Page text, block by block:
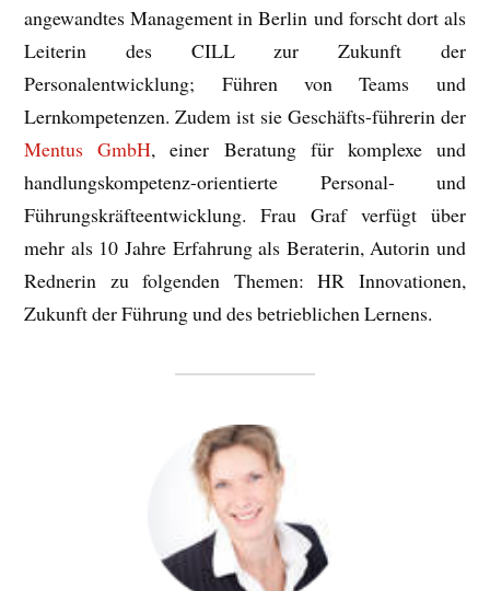
angewandtes Management in Berlin und forscht dort als
Leiterin des CILL zur Zukunft der
Personalentwicklung; Führen von Teams und
Lernkompetenzen. Zudem ist sie Geschäfts-führerin der
Mentus GmbH, einer Beratung für komplexe und
handlungskompetenz-orientierte Personal- und
Führungskräfteentwicklung. Frau Graf verfügt über
mehr als 10 Jahre Erfahrung als Beraterin, Autorin und
Rednerin zu folgenden Themen: HR Innovationen,
Zukunft der Führung und des betrieblichen Lernens.